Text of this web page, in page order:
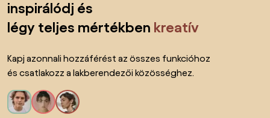
inspirálódj és
légy teljes mértékben kreatív
Kapj azonnali hozzáférést az összes funkcióhoz
és csatlakozz a lakberendezői közösséghez.